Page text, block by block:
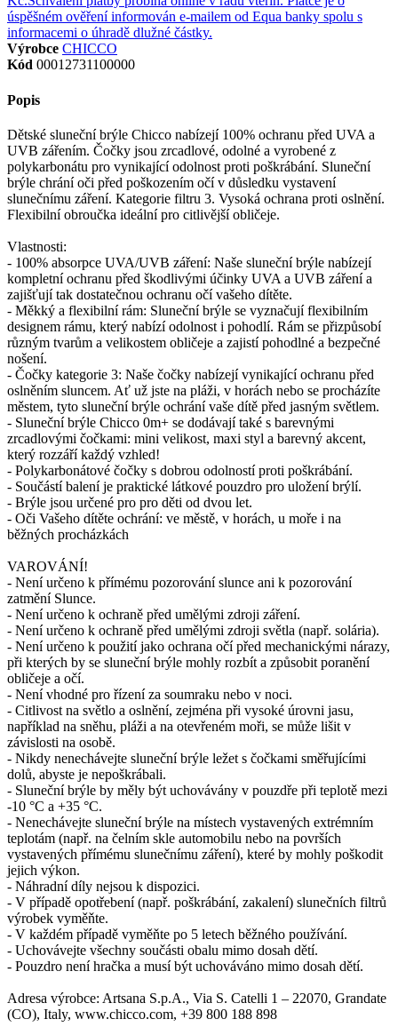
Výrobce CHICCO
Kód 00012731100000
Popis
Dětské sluneční brýle Chicco nabízejí 100% ochranu před UVA a
UVB zářením. Čočky jsou zrcadlové, odolné a vyrobené z
polykarbonátu pro vynikající odolnost proti poškrábání. Sluneční
brýle chrání oči před poškozením očí v důsledku vystavení
slunečnímu záření. Kategorie filtru 3. Vysoká ochrana proti oslnění.
Flexibilní obroučka ideální pro citlivější obličeje.
Vlastnosti:
- 100% absorpce UVA/UVB záření: Naše sluneční brýle nabízejí
kompletní ochranu před škodlivými účinky UVA a UVB záření a
zajišťují tak dostatečnou ochranu očí vašeho dítěte.
- Měkký a flexibilní rám: Sluneční brýle se vyznačují flexibilním
designem rámu, který nabízí odolnost i pohodlí. Rám se přizpůsobí
různým tvarům a velikostem obličeje a zajistí pohodlné a bezpečné
nošení.
- Čočky kategorie 3: Naše čočky nabízejí vynikající ochranu před
oslněním sluncem. Ať už jste na pláži, v horách nebo se procházíte
městem, tyto sluneční brýle ochrání vaše dítě před jasným světlem.
- Sluneční brýle Chicco 0m+ se dodávají také s barevnými
zrcadlovými čočkami: mini velikost, maxi styl a barevný akcent,
který rozzáří každý vzhled!
- Polykarbonátové čočky s dobrou odolností proti poškrábání.
- Součástí balení je praktické látkové pouzdro pro uložení brýlí.
- Brýle jsou určené pro pro děti od dvou let.
- Oči Vašeho dítěte ochrání: ve městě, v horách, u moře i na
běžných procházkách
VAROVÁNÍ!
- Není určeno k přímému pozorování slunce ani k pozorování
zatmění Slunce.
- Není určeno k ochraně před umělými zdroji záření.
- Není určeno k ochraně před umělými zdroji světla (např. solária).
- Není určeno k použití jako ochrana očí před mechanickými nárazy,
při kterých by se sluneční brýle mohly rozbít a způsobit poranění
obličeje a očí.
- Není vhodné pro řízení za soumraku nebo v noci.
- Citlivost na světlo a oslnění, zejména při vysoké úrovni jasu,
například na sněhu, pláži a na otevřeném moři, se může lišit v
závislosti na osobě.
- Nikdy nenechávejte sluneční brýle ležet s čočkami směřujícími
dolů, abyste je nepoškrábali.
- Sluneční brýle by měly být uchovávány v pouzdře při teplotě mezi
-10 °C a +35 °C.
- Nenechávejte sluneční brýle na místech vystavených extrémním
teplotám (např. na čelním skle automobilu nebo na površích
vystavených přímému slunečnímu záření), které by mohly poškodit
jejich výkon.
- Náhradní díly nejsou k dispozici.
- V případě opotřebení (např. poškrábání, zakalení) slunečních filtrů
výrobek vyměňte.
- V každém případě vyměňte po 5 letech běžného používání.
- Uchovávejte všechny součásti obalu mimo dosah dětí.
- Pouzdro není hračka a musí být uchováváno mimo dosah dětí.
Adresa výrobce: Artsana S.p.A., Via S. Catelli 1 – 22070, Grandate
(CO), Italy, www.chicco.com, +39 800 188 898